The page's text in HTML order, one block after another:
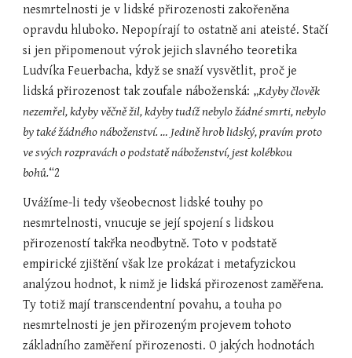
nesmrtelnosti je v lidské přirozenosti zakořeněna
opravdu hluboko. Nepopírají to ostatně ani ateisté. Stačí
si jen připomenout výrok jejich slavného teoretika
Ludvíka Feuerbacha, když se snaží vysvětlit, proč je
lidská přirozenost tak zoufale náboženská: „Kdyby člověk
nezemřel, kdyby věčně žil, kdyby tudíž nebylo žádné smrti, nebylo
by také žádného náboženství. … Jedině hrob lidský, pravím proto
ve svých rozpravách o podstatě náboženství, jest kolébkou
bohů.“2
Uvážíme-li tedy všeobecnost lidské touhy po
nesmrtelnosti, vnucuje se její spojení s lidskou
přirozeností takřka neodbytně. Toto v podstatě
empirické zjištění však lze prokázat i metafyzickou
analýzou hodnot, k nimž je lidská přirozenost zaměřena.
Ty totiž mají transcendentní povahu, a touha po
nesmrtelnosti je jen přirozeným projevem tohoto
základního zaměření přirozenosti. O jakých hodnotách